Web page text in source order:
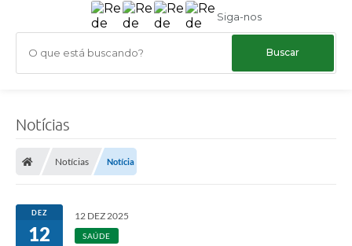
Siga-nos
O que está buscando?
Notícias
Notícias Notícia
DEZ
12
12 DEZ 2025
SAÚDE